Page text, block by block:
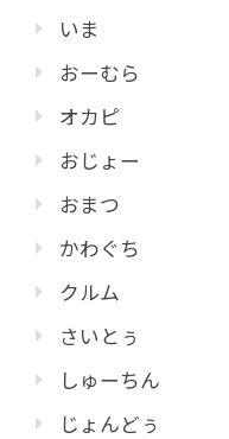
いま
おーむら
オカピ
おじょー
おまつ
かわぐち
クルム
さいとぅ
しゅーちん
じょんどぅ